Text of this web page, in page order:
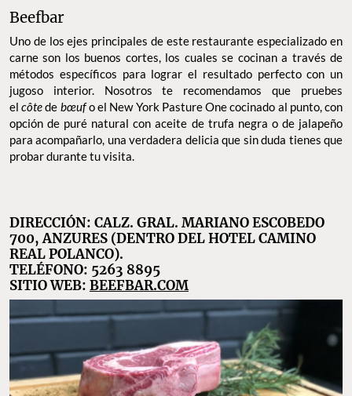
Beefbar
Uno de los ejes principales de este restaurante especializado en
carne son los buenos cortes, los cuales se cocinan a través de
métodos específicos para lograr el resultado perfecto con un
jugoso interior. Nosotros te recomendamos que pruebes
elcôtede bœufo el New York Pasture One cocinado al punto, con
opción de puré natural con aceite de trufa negra o de jalapeño
para acompañarlo, una verdadera delicia que sin duda tienes que
probar durante tu visita.
DIRECCIÓN: CALZ. GRAL. MARIANO ESCOBEDO
700, ANZURES (DENTRO DEL HOTEL CAMINO
REAL POLANCO).
TELÉFONO: 5263 8895
SITIO WEB: BEEFBAR.COM